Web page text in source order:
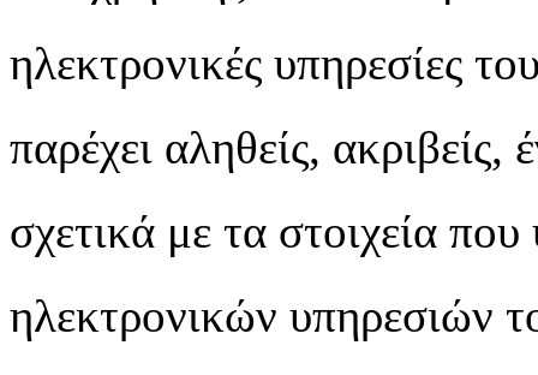
ηλεκτρονικές υπηρεσίες
παρέχει αληθείς, ακριβείς,
σχετικά με τα στοιχεία
ηλεκτρονικών υπηρεσιών